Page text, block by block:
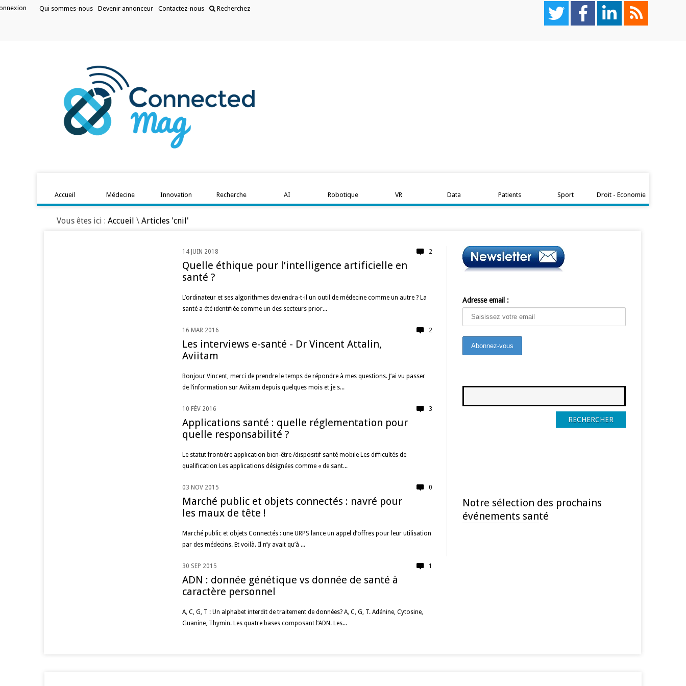
Qui sommes-nous Devenir annonceur Contactez-nous Recherchez
Accueil Médecine Innovation Recherche AI Robotique VR Data Patients Sport Droit - Economie
Vous êtes ici : Accueil \ Articles 'cnil'
14 JUIN 2018 2
Quelle éthique pour l’intelligence artificielle en
santé ?
L’ordinateur et ses algorithmes deviendra-t-il un outil de médecine comme un autre ? La
santé a été identifiée comme un des secteurs prior...
16 MAR 2016 2
Les interviews e-santé - Dr Vincent Attalin,
Aviitam
Bonjour Vincent, merci de prendre le temps de répondre à mes questions. J’ai vu passer
de l’information sur Aviitam depuis quelques mois et je s...
10 FÉV 2016 3
Applications santé : quelle réglementation pour
quelle responsabilité ?
Le statut frontière application bien-être /dispositif santé mobile Les difficultés de
qualification Les applications désignées comme « de sant...
03 NOV 2015 0
Marché public et objets connectés : navré pour
les maux de tête !
Marché public et objets Connectés : une URPS lance un appel d’offres pour leur utilisation
par des médecins. Et voilà. Il n’y avait qu’à ...
30 SEP 2015 1
ADN : donnée génétique vs donnée de santé à
caractère personnel
A, C, G, T : Un alphabet interdit de traitement de données? A, C, G, T. Adénine, Cytosine,
Guanine, Thymin. Les quatre bases composant l’ADN. Les...
Adresse email :
Notre sélection des prochains
événements santé